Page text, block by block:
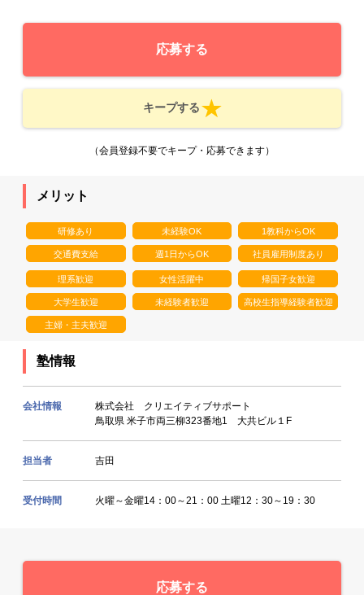
応募する
キープする
（会員登録不要でキープ・応募できます）
メリット
研修あり 未経験OK 1教科からOK
交通費支給 週1日からOK 社員雇用制度あり
理系歓迎 女性活躍中 帰国子女歓迎
大学生歓迎 未経験者歓迎 高校生指導経験者歓迎
主婦・主夫歓迎
塾情報
会社情報
株式会社 クリエイティブサポート
鳥取県 米子市両三柳323番地1 大共ビル１F
担当者 吉田
受付時間 火曜～金曜14：00～21：00 土曜12：30～19：30
応募する